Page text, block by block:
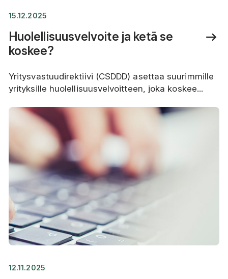
15.12.2025
Huolellisuusvelvoite ja ketä se
koskee?
Yritysvastuudirektiivi (CSDDD) asettaa suurimmille
yrityksille huolellisuusvelvoitteen, joka koskee...
12.11.2025